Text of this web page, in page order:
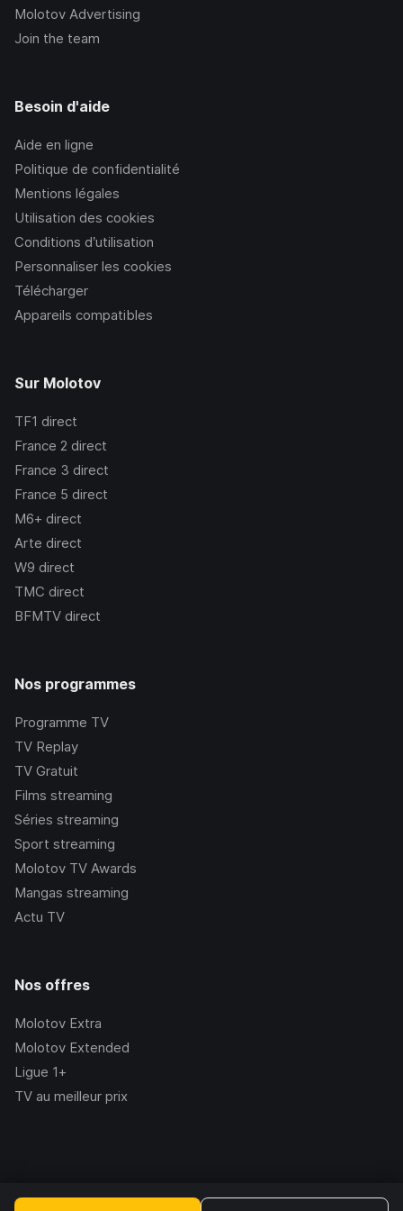
Molotov Advertising
Join the team
Besoin d'aide
Aide en ligne
Politique de confidentialité
Mentions légales
Utilisation des cookies
Conditions d’utilisation
Personnaliser les cookies
Télécharger
Appareils compatibles
Sur Molotov
TF1 direct
France 2 direct
France 3 direct
France 5 direct
M6+ direct
Arte direct
W9 direct
TMC direct
BFMTV direct
Nos programmes
Programme TV
TV Replay
TV Gratuit
Films streaming
Séries streaming
Sport streaming
Molotov TV Awards
Mangas streaming
Actu TV
Nos offres
Molotov Extra
Molotov Extended
Ligue 1+
TV au meilleur prix
2.228.1